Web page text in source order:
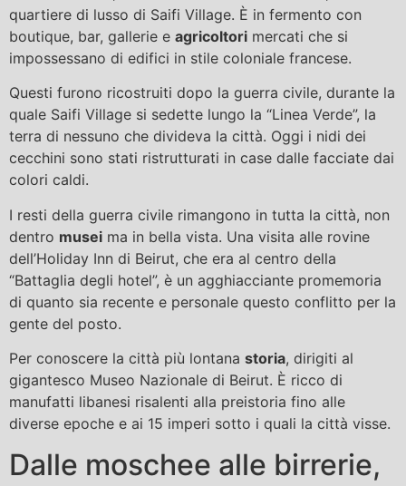
quartiere di lusso di Saifi Village. È in fermento con
boutique, bar, gallerie e agricoltori mercati che si
impossessano di edifici in stile coloniale francese.
Questi furono ricostruiti dopo la guerra civile, durante la
quale Saifi Village si sedette lungo la “Linea Verde”, la
terra di nessuno che divideva la città. Oggi i nidi dei
cecchini sono stati ristrutturati in case dalle facciate dai
colori caldi.
I resti della guerra civile rimangono in tutta la città, non
dentro musei ma in bella vista. Una visita alle rovine
dell’Holiday Inn di Beirut, che era al centro della
“Battaglia degli hotel”, è un agghiacciante promemoria
di quanto sia recente e personale questo conflitto per la
gente del posto.
Per conoscere la città più lontana storia, dirigiti al
gigantesco Museo Nazionale di Beirut. È ricco di
manufatti libanesi risalenti alla preistoria fino alle
diverse epoche e ai 15 imperi sotto i quali la città visse.
Dalle moschee alle birrerie,